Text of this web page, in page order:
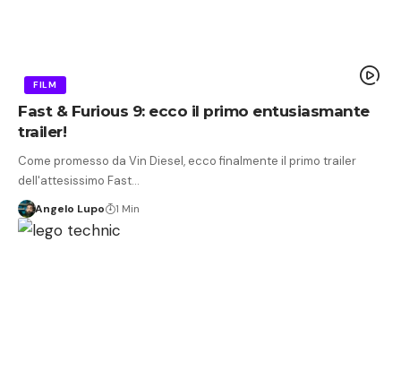
FILM
Fast & Furious 9: ecco il primo entusiasmante
trailer!
Come promesso da Vin Diesel, ecco finalmente il primo trailer
dell'attesissimo Fast…
Angelo Lupo 1 Min